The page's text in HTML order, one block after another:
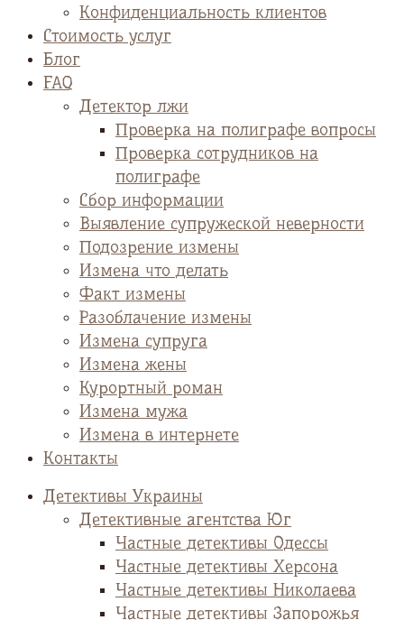
Конфиденциальность клиентов
Стоимость услуг
Блог
FAQ
Детектор лжи
Проверка на полиграфе вопросы
Проверка сотрудников на
полиграфе
Сбор информации
Выявление супружеской неверности
Подозрение измены
Измена что делать
Факт измены
Разоблачение измены
Измена супруга
Измена жены
Курортный роман
Измена мужа
Измена в интернете
Контакты
Детективы Украины
Детективные агентства Юг
Частные детективы Одессы
Частные детективы Херсона
Частные детективы Николаева
Частные детективы Запорожья